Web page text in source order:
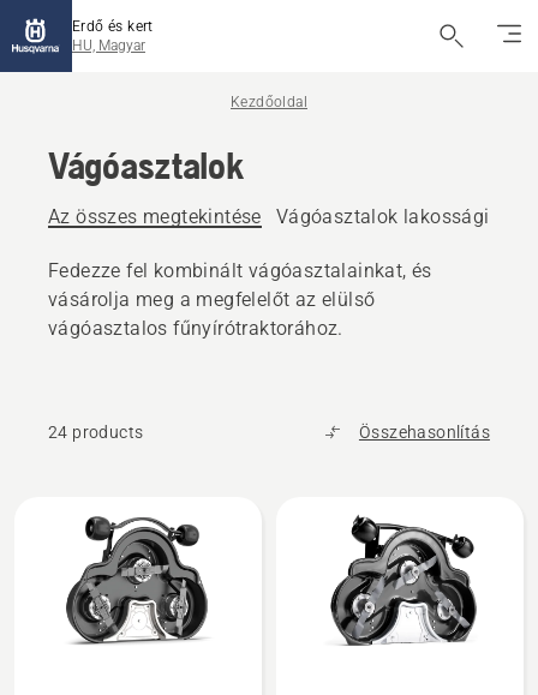
Erdő és kert
HU, Magyar
Kezdőoldal
Vágóasztalok
Az összes megtekintése Vágóasztalok lakossági
Fedezze fel kombinált vágóasztalainkat, és
vásárolja meg a megfelelőt az elülső
vágóasztalos fűnyírótraktorához.
24 products Összehasonlítás
products